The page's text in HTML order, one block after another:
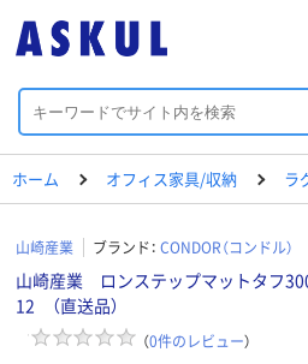
ホーム オフィス家具/収納 ラ
山崎産業 ブランド： CONDOR（コンドル）
山崎産業 ロンステップマットタフ
12 （直送品）
（0件のレビュー）